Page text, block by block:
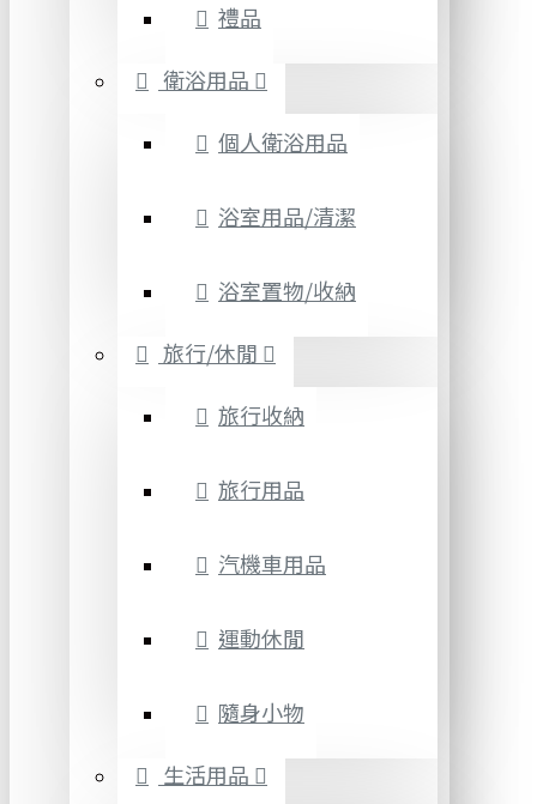
禮品
衛浴用品
個人衛浴用品
浴室用品/清潔
浴室置物/收納
旅行/休閒
旅行收納
旅行用品
汽機車用品
運動休閒
隨身小物
生活用品